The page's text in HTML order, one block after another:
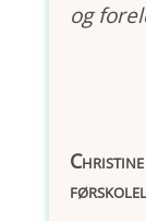
og
Christine